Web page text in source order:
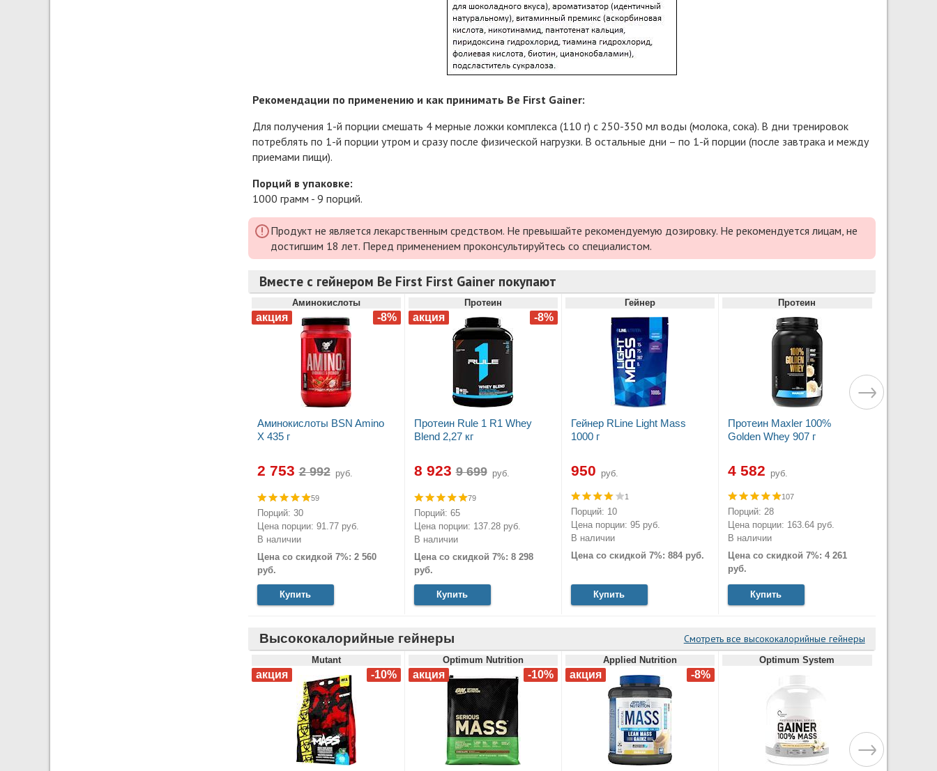
Рекомендации по применению и как принимать Be First Gainer:
Для получения 1-й порции смешать 4 мерные ложки комплекса (110 г) с 250-350 мл воды (молока, сока). В дни тренировок
потреблять по 1-й порции утром и сразу после физической нагрузки. В остальные дни – по 1-й порции (после завтрака и между
приемами пищи).
Порций в упаковке:
1000 грамм - 9 порций.
Продукт не является лекарственным средством. Не превышайте рекомендуемую дозировку. Не рекомендуется лицам, не
достигшим 18 лет. Перед применением проконсультируйтесь со специалистом.
Вместе с гейнером Be First First Gainer покупают
Аминокислоты
Аминокислоты BSN Amino
X 435 г
2 753 руб.
59
Порций: 30
Цена порции: 91.77 руб.
В наличии
Цена со скидкой 7%: 2 560
руб.
Купить
Протеин
Протеин Rule 1 R1 Whey
Blend 2,27 кг
8 923 руб.
79
Порций: 65
Цена порции: 137.28 руб.
В наличии
Цена со скидкой 7%: 8 298
руб.
Купить
Гейнер
Гейнер RLine Light Mass
1000 г
950 руб.
1
Порций: 10
Цена порции: 95 руб.
В наличии
Цена со скидкой 7%: 884 руб.
Купить
Протеин
Протеин Maxler 100%
Golden Whey 907 г
4 582 руб.
107
Порций: 28
Цена порции: 163.64 руб.
В наличии
Цена со скидкой 7%: 4 261
руб.
Купить
Высококалорийные гейнеры Смотреть все высококалорийные гейнеры
Mutant Optimum Nutrition Applied Nutrition Optimum System